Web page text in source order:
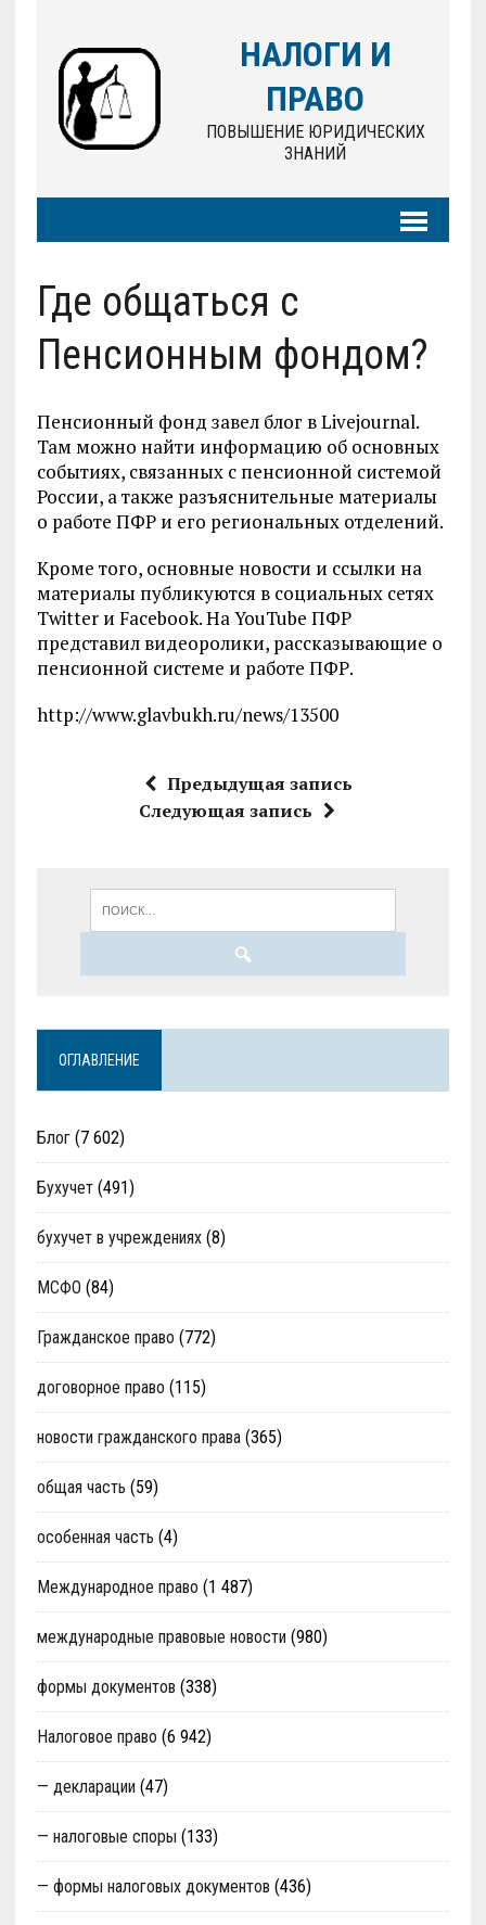
НАЛОГИ И
ПРАВО
ПОВЫШЕНИЕ ЮРИДИЧЕСКИХ
ЗНАНИЙ
Где общаться с
Пенсионным фондом?
Пенсионный фонд завел блог в Livejournal.
Там можно найти информацию об основных
событиях, связанных с пенсионной системой
России, а также разъяснительные материалы
о работе ПФР и его региональных отделений.
Кроме того, основные новости и ссылки на
материалы публикуются в социальных сетях
Twitter и Facebook. На YouTube ПФР
представил видеоролики, рассказывающие о
пенсионной системе и работе ПФР.
http://www.glavbukh.ru/news/13500
Предыдущая запись
Следующая запись
ОГЛАВЛЕНИЕ
Блог(7 602)
Бухучет(491)
бухучет в учреждениях(8)
МСФО (84)
Гражданское право (772)
договорное право (115)
новости гражданского права(365)
общая часть (59)
особенная часть (4)
Международное право (1 487)
международные правовые новости (980)
формы документов (338)
Налоговое право (6 942)
— декларации (47)
— налоговые споры (133)
— формы налоговых документов (436)